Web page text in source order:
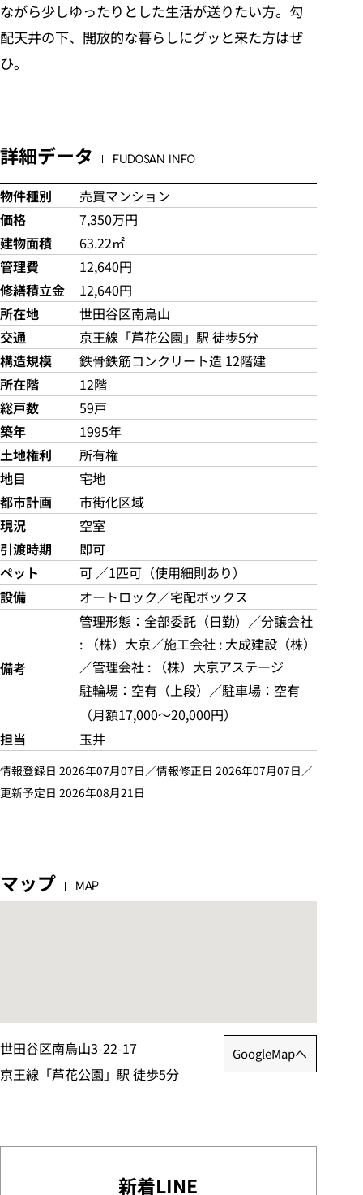
ながら少しゆったりとした生活が送りたい方。勾
配天井の下、開放的な暮らしにグッと来た方はぜ
ひ。
詳細データ FUDOSAN INFO
物件種別
売買マンション
価格
7,350万円
建物面積
63.22㎡
管理費
12,640円
修繕積立金
12,640円
所在地
世田谷区南烏山
交通
京王線「芦花公園」駅 徒歩5分
構造規模
鉄骨鉄筋コンクリート造 12階建
所在階
12階
総戸数
59戸
築年
1995年
土地権利
所有権
地目
宅地
都市計画
市街化区域
現況
空室
引渡時期
即可
ペット
可 ／1匹可（使用細則あり）
設備
オートロック／宅配ボックス
備考
管理形態：全部委託（日勤）／分譲会社
: （株）大京／施工会社 : 大成建設（株）
／管理会社 : （株）大京アステージ
駐輪場：空有（上段）／駐車場：空有
（月額17,000〜20,000円）
担当
玉井
情報登録日 2026年07月07日／情報修正日 2026年07月07日／
更新予定日 2026年08月21日
マップ MAP
世田谷区南烏山3-22-17
京王線「芦花公園」駅 徒歩5分
GoogleMapへ
新着LINE